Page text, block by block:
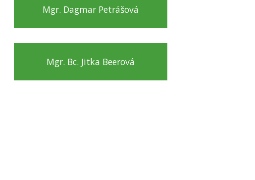
Mgr. Dagmar Petrášová
Mgr. Bc. Jitka Beerová